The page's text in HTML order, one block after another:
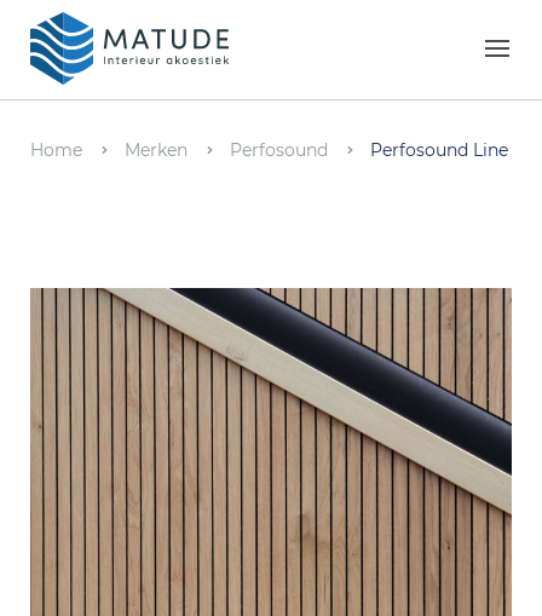
Home
Matude
Home Merken Perfosound Perfosound Line